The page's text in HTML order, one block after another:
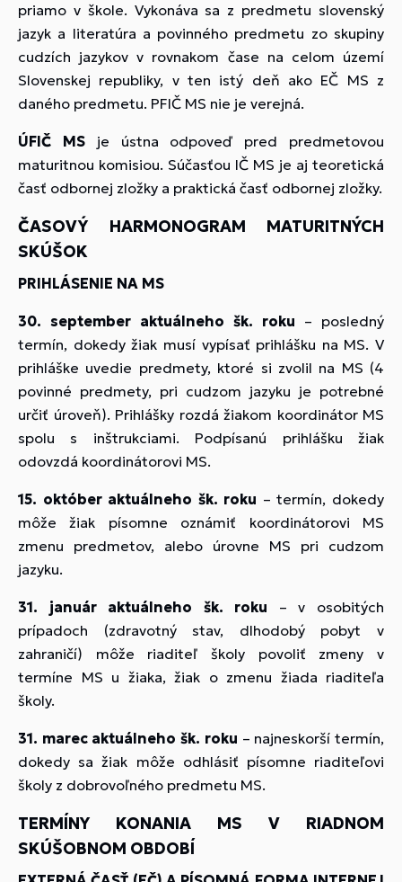
priamo v škole. Vykonáva sa z predmetu slovenský
jazyk a literatúra a povinného predmetu zo skupiny
cudzích jazykov v rovnakom čase na celom území
Slovenskej republiky, v ten istý deň ako EČ MS z
daného predmetu. PFIČ MS nie je verejná.
ÚFIČ MSje ústna odpoveď pred predmetovou
maturitnou komisiou. Súčasťou IČ MS je aj teoretická
časť odbornej zložky a praktická časť odbornej zložky.
ČASOVÝ HARMONOGRAM MATURITNÝCH
SKÚŠOK
PRIHLÁSENIE NA MS
30. september aktuálneho šk. roku – posledný
termín, dokedy žiak musí vypísať prihlášku na MS. V
prihláške uvedie predmety, ktoré si zvolil na MS (4
povinné predmety, pri cudzom jazyku je potrebné
určiť úroveň). Prihlášky rozdá žiakom koordinátor MS
spolu s inštrukciami. Podpísanú prihlášku žiak
odovzdá koordinátorovi MS.
15. október aktuálneho šk. roku – termín, dokedy
môže žiak písomne oznámiť koordinátorovi MS
zmenu predmetov, alebo úrovne MS pri cudzom
jazyku.
31. január aktuálneho šk. roku – v osobitých
prípadoch (zdravotný stav, dlhodobý pobyt v
zahraničí) môže riaditeľ školy povoliť zmeny v
termíne MS u žiaka, žiak o zmenu žiada riaditeľa
školy.
31. marec aktuálneho šk. roku – najneskorší termín,
dokedy sa žiak môže odhlásiť písomne riaditeľovi
školy z dobrovoľného predmetu MS.
TERMÍNY KONANIA MS V RIADNOM
SKÚŠOBNOM OBDOBÍ